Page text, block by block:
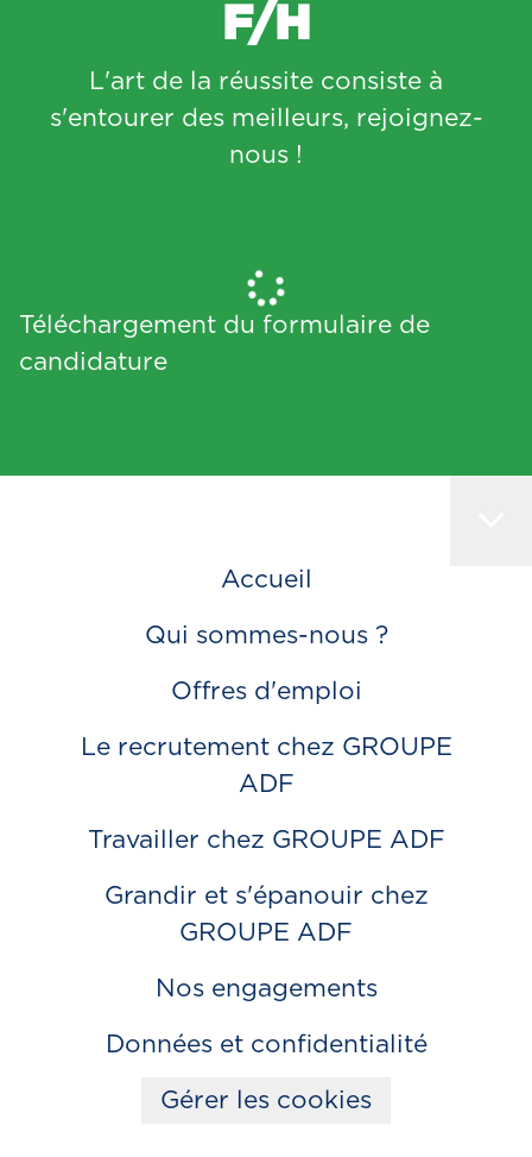
F/H
L'art de la réussite consiste à
s'entourer des meilleurs, rejoignez-
nous !
Téléchargement du formulaire de
candidature
Accueil
Qui sommes-nous ?
Offres d'emploi
Le recrutement chez GROUPE
ADF
Travailler chez GROUPE ADF
Grandir et s'épanouir chez
GROUPE ADF
Nos engagements
Données et confidentialité
Gérer les cookies